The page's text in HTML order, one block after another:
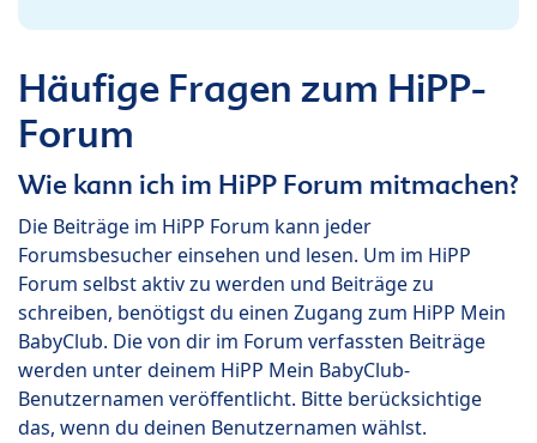
Häufige Fragen zum HiPP-
Forum
Wie kann ich im HiPP Forum mitmachen?
Die Beiträge im HiPP Forum kann jeder
Forumsbesucher einsehen und lesen. Um im HiPP
Forum selbst aktiv zu werden und Beiträge zu
schreiben, benötigst du einen Zugang zum HiPP Mein
BabyClub. Die von dir im Forum verfassten Beiträge
werden unter deinem HiPP Mein BabyClub-
Benutzernamen veröffentlicht. Bitte berücksichtige
das, wenn du deinen Benutzernamen wählst.